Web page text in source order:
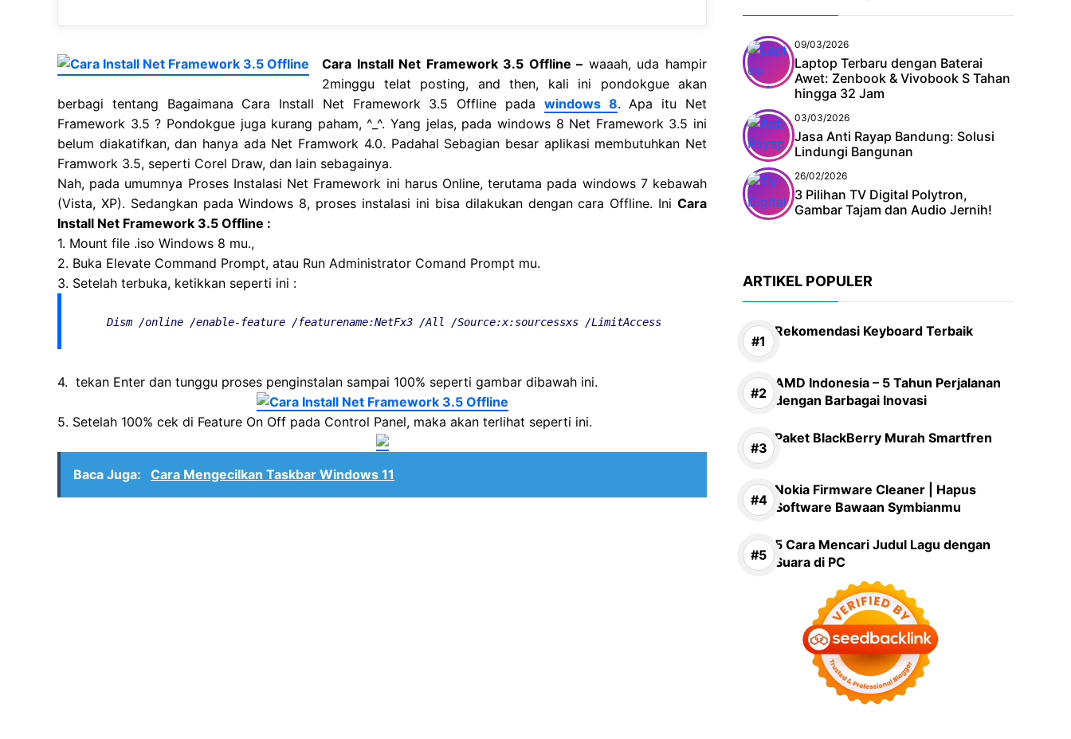
o p
p
m
Cara Install Net Framework 3.5 Offline – waaah, uda hampir
2minggu telat posting, and then, kali ini pondokgue akan
berbagi tentang Bagaimana Cara Install Net Framework 3.5 Offline pada windows 8. Apa itu Net
Framework 3.5 ? Pondokgue juga kurang paham, ^_^. Yang jelas, pada windows 8 Net Framework 3.5 ini
belum diakatifkan, dan hanya ada Net Framwork 4.0. Padahal Sebagian besar aplikasi membutuhkan Net
Framwork 3.5, seperti Corel Draw, dan lain sebagainya.
Nah, pada umumnya Proses Instalasi Net Framework ini harus Online, terutama pada windows 7 kebawah
(Vista, XP). Sedangkan pada Windows 8, proses instalasi ini bisa dilakukan dengan cara Offline. Ini Cara
Install Net Framework 3.5 Offline :
1. Mount file .iso Windows 8 mu.,
2. Buka Elevate Command Prompt, atau Run Administrator Comand Prompt mu.
3. Setelah terbuka, ketikkan seperti ini :
Dism /online /enable-feature /featurename:NetFx3 /All /Source:x:sourcessxs /LimitAccess
4. tekan Enter dan tunggu proses penginstalan sampai 100% seperti gambar dibawah ini.
5. Setelah 100% cek di Feature On Off pada Control Panel, maka akan terlihat seperti ini.
Baca Juga: Cara Mengecilkan Taskbar Windows 11
09/03/2026
Laptop Terbaru dengan Baterai
Awet: Zenbook & Vivobook S Tahan
hingga 32 Jam
03/03/2026
Jasa Anti Rayap Bandung: Solusi
Lindungi Bangunan
26/02/2026
3 Pilihan TV Digital Polytron,
Gambar Tajam dan Audio Jernih!
ARTIKEL POPULER
Rekomendasi Keyboard Terbaik
AMD Indonesia – 5 Tahun Perjalanan
dengan Barbagai Inovasi
Paket BlackBerry Murah Smartfren
Nokia Firmware Cleaner | Hapus
Software Bawaan Symbianmu
5 Cara Mencari Judul Lagu dengan
Suara di PC